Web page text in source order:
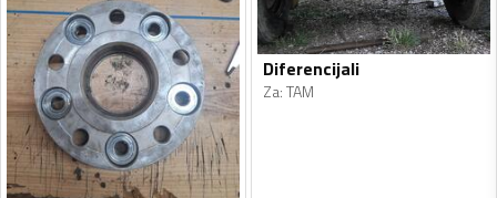
Diferencijali
Za:TAM